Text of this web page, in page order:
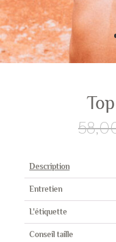
Description
Entretien
L'étiquette
Conseil taille